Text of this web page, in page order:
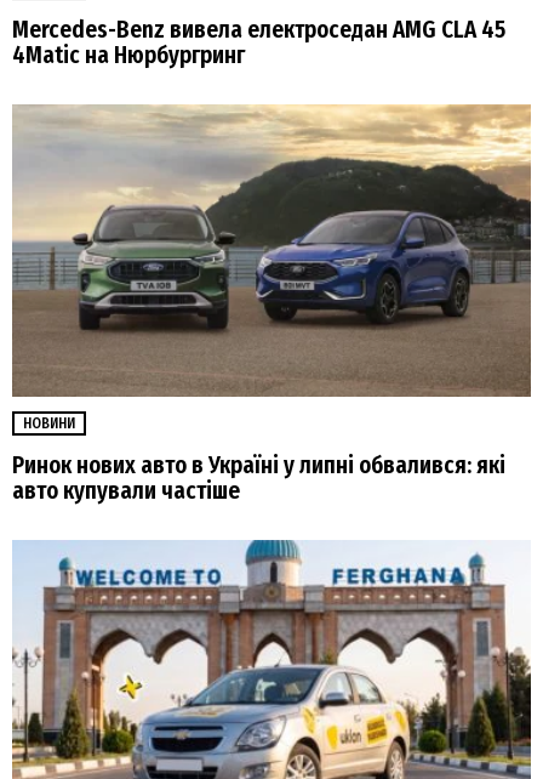
Mercedes-Benz вивела електроседан AMG CLA 45
4Matic на Нюрбургринг
НОВИНИ
Ринок нових авто в Україні у липні обвалився: які
авто купували частіше